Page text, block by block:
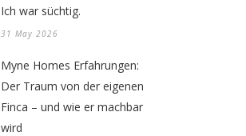
Ich war süchtig.
31 May 2026
Myne Homes Erfahrungen:
Der Traum von der eigenen
Finca – und wie er machbar
wird